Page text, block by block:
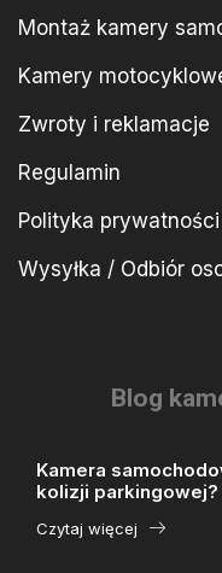
Montaż kamery
Kamery
Zwroty i reklamacje
Regulamin
Polityka prywatności
Wysyłka / Odbiór
Blog
Kamera
kolizji parkingowej?
Czytaj więcej